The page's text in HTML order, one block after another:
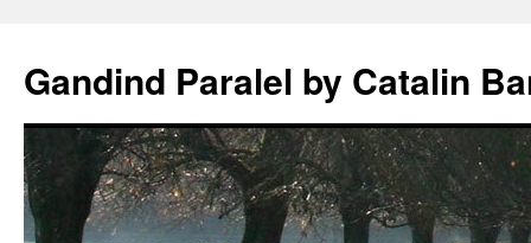
Gandind Paralel by Catalin